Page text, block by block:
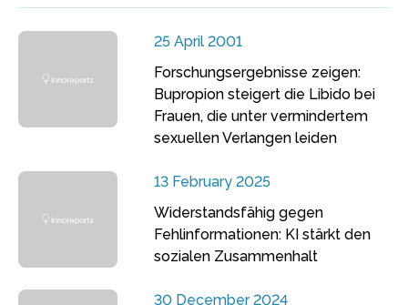
25 April 2001
Forschungsergebnisse zeigen:
Bupropion steigert die Libido bei
Frauen, die unter vermindertem
sexuellen Verlangen leiden
13 February 2025
Widerstandsfähig gegen
Fehlinformationen: KI stärkt den
sozialen Zusammenhalt
30 December 2024